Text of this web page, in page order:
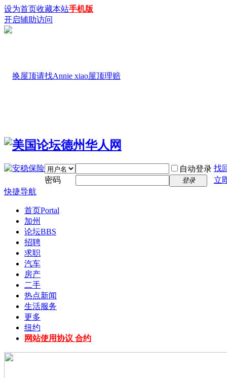
设为首页收藏本站手机版
开启辅助访问
自动登录 找
密码
登录
立
快捷导航
首页Portal
加州
论坛BBS
招聘
求职
汽车
房产
二手
热点新闻
生活服务
更多
纽约
网站使用协议 合约